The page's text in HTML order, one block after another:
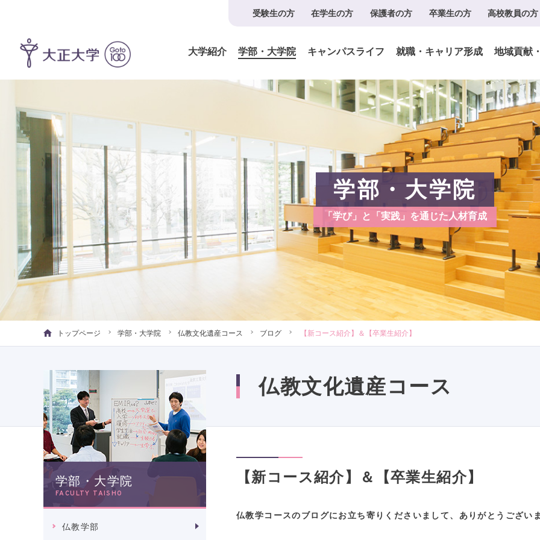
受験生の方 在学生の方 保護者の方 卒業生の方 高校教員の方
大学紹介 学部・大学院 キャンパスライフ 就職・キャリア形成 地域貢献
学部・大学院
「学び」と「実践」を通じた人材育成
トップページ 学部・大学院 仏教文化遺産コース ブログ 【新コース紹介】＆【卒業生紹介】
学部・大学院
FACULTY TAISHO
仏教学部
仏教文化遺産コース
【新コース紹介】＆【卒業生紹介】
仏教学コースのブログにお立ち寄りくださいまして、ありがとうござい